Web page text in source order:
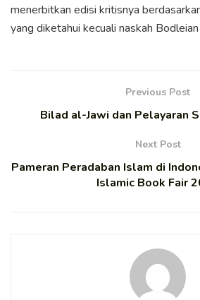
menerbitkan edisi kritisnya
yang diketahui kecuali naskah
Previous Post
Bilad al-Jawi dan Pelayaran
Next Post
Pameran Peradaban Islam di
Islamic Book Fair